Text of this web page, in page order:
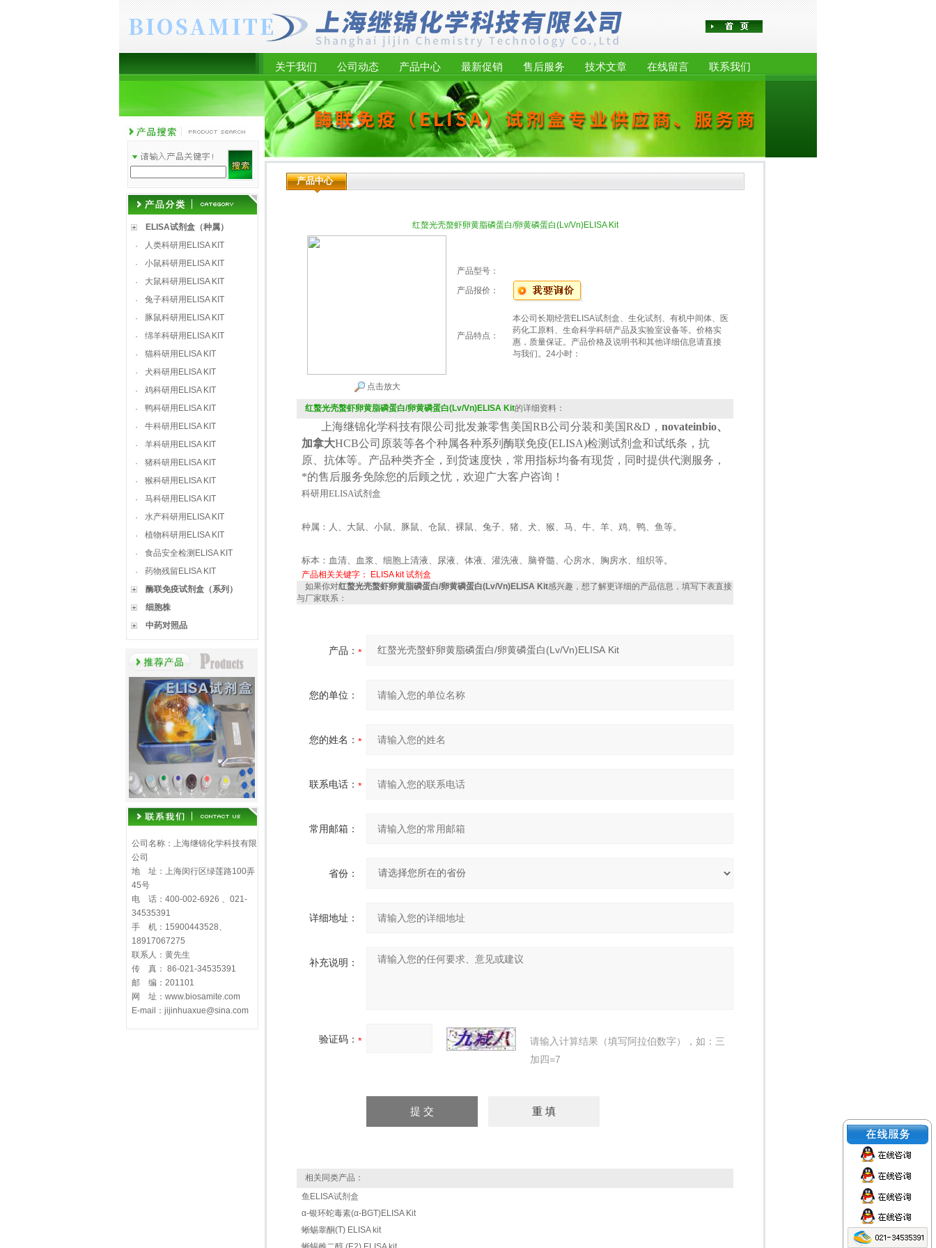
关于我们 公司动态 产品中心 最新促销 售后服务 技术文章 在线留言 联系我们
ELISA试剂盒（种属）
·
人类科研用ELISA KIT
·
小鼠科研用ELISA KIT
·
大鼠科研用ELISA KIT
·
兔子科研用ELISA KIT
·
豚鼠科研用ELISA KIT
·
绵羊科研用ELISA KIT
·
猫科研用ELISA KIT
·
犬科研用ELISA KIT
·
鸡科研用ELISA KIT
·
鸭科研用ELISA KIT
·
牛科研用ELISA KIT
·
羊科研用ELISA KIT
·
猪科研用ELISA KIT
·
猴科研用ELISA KIT
·
马科研用ELISA KIT
·
水产科研用ELISA KIT
·
植物科研用ELISA KIT
·
食品安全检测ELISA KIT
·
药物残留ELISA KIT
酶联免疫试剂盒（系列）
细胞株
中药对照品
公司名称：上海继锦化学科技有限
公司
地 址：上海闵行区绿莲路100弄
45号
电 话：400-002-6926 、021-
34535391
手 机：15900443528、
18917067275
联系人：黄先生
传 真： 86-021-34535391
邮 编：201101
网 址：www.biosamite.com
E-mail：jijinhuaxue@sina.com
产品中心
红螯光壳螯虾卵黄脂磷蛋白/卵黄磷蛋白(Lv/Vn)ELISA Kit
点击放大
产品型号：
产品报价：
产品特点：
本公司长期经营ELISA试剂盒、生化试剂、有机中间体、医
药化工原料、生命科学科研产品及实验室设备等。价格实
惠，质量保证。产品价格及说明书和其他详细信息请直接
与我们。24小时：
红螯光壳螯虾卵黄脂磷蛋白/卵黄磷蛋白(Lv/Vn)ELISA Kit的详细资料：
上海继锦化学科技有限公司批发兼零售美国RB公司 分装和美国R&D ， novateinbio、
加拿大HCB公司原装等各个种属各种系列酶联免疫(ELISA)检测试剂盒和试纸条，抗
原、抗体等。产品种类齐全，到货速度快，常用指标均备有现货，同时提供代测服务，
*的售后服务免除您的后顾之忧，欢迎广大客户咨询！
科研用ELISA试剂盒
种属：人、大鼠、小鼠、豚鼠、仓鼠、裸鼠、兔子、猪、犬、猴、马、牛、羊、鸡、鸭、鱼等。
标本：血清、血浆、细胞上清液、尿液、体液、灌洗液、脑脊髓、心房水、胸房水、组织等。
产品相关关键字： ELISA kit 试剂盒
如果你对红螯光壳螯虾卵黄脂磷蛋白/卵黄磷蛋白(Lv/Vn)ELISA Kit感兴趣，想了解更详细的产品信息，填写下表直接
与厂家联系：
产品：
您的单位：
您的姓名：
联系电话：
常用邮箱：
省份：
详细地址：
补充说明：
验证码：
请输入计算结果（填写阿拉伯数字），如：三
加四=7
相关同类产品：
鱼ELISA试剂盒
α-银环蛇毒素(α-BGT)ELISA Kit
蜥蜴睾酮(T) ELISA kit